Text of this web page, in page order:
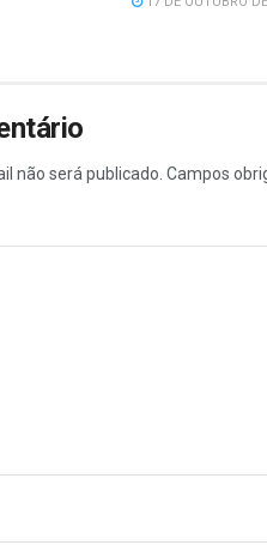
não será publicado. Campos